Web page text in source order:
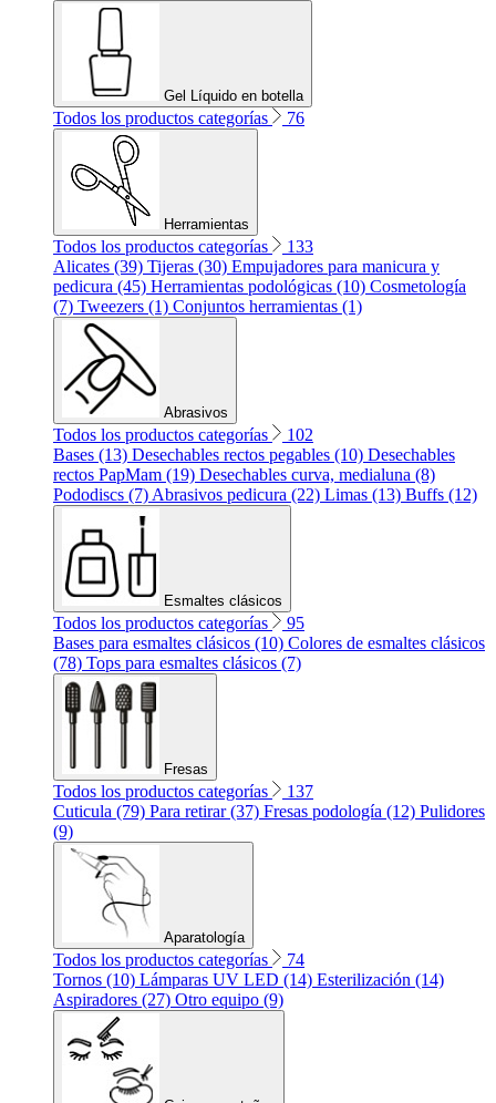
Gel Líquido en botella
Todos los productos categorías 76
Herramientas
Todos los productos categorías
133
Alicates (39) Tijeras (30) Empujadores para manicura y
pedicura (45) Herramientas podológicas (10) Cosmetología
(7) Tweezers (1) Conjuntos herramientas (1)
Abrasivos
Todos los productos categorías
102
Bases (13) Desechables rectos pegables (10) Desechables
rectos PapMam (19) Desechables curva, medialuna (8)
Pododiscs (7) Abrasivos pedicura (22) Limas (13) Buffs (12)
Esmaltes clásicos
Todos los productos categorías
95
Bases para esmaltes clásicos (10) Colores de esmaltes clásicos
(78) Tops para esmaltes clásicos (7)
Fresas
Todos los productos categorías
137
Cuticula (79) Para retirar (37) Fresas podología (12) Pulidores
(9)
Aparatología
Todos los productos categorías
74
Tornos (10) Lámparas UV LED (14) Esterilización (14)
Aspiradores (27) Otro equipo (9)